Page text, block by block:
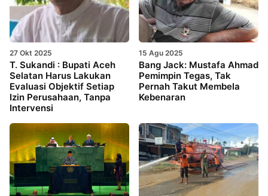
27 Okt 2025
T. Sukandi : Bupati Aceh
Selatan Harus Lakukan
Evaluasi Objektif Setiap
Izin Perusahaan, Tanpa
Intervensi
15 Agu 2025
Bang Jack: Mustafa Ahmad
Pemimpin Tegas, Tak
Pernah Takut Membela
Kebenaran